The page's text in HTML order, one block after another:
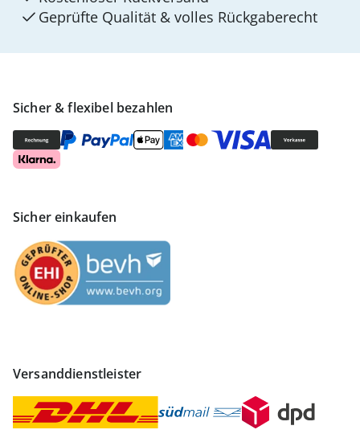
Sicher & flexibel bezahlen
Sicher einkaufen
Versanddienstleister
Geprüfte Qualität & volles Rückgaberecht